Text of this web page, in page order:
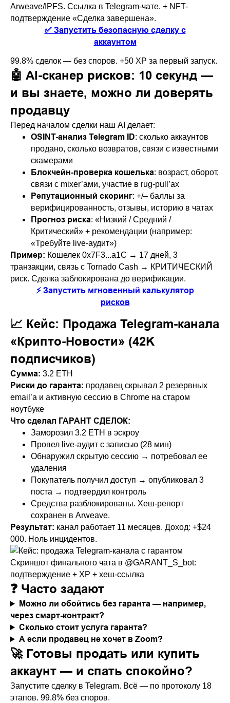
Arweave/IPFS. Ссылка в Telegram-чате. + NFT-
подтверждение «Сделка завершена».
✅ Запустить безопасную сделку с
аккаунтом
99.8% сделок — без споров. +50 XP за первый запуск.
🤖 AI-сканер рисков: 10 секунд —
и вы знаете, можно ли доверять
продавцу
Перед началом сделки наш AI делает:
OSINT-анализ Telegram ID: сколько аккаунтов
продано, сколько возвратов, связи с известными
скамерами
Блокчейн-проверка кошелька: возраст, оборот,
связи с mixer’ами, участие в rug-pull’ах
Репутационный скоринг: +/– баллы за
верифицированность, отзывы, историю в чатах
Прогноз риска: «Низкий / Средний /
Критический» + рекомендации (например:
«Требуйте live-аудит»)
Пример: Кошелек 0x7F3...a1C → 17 дней, 3
транзакции, связь с Tornado Cash → КРИТИЧЕСКИЙ
риск. Сделка заблокирована до верификации.
⚡ Запустить мгновенный калькулятор
рисков
📈 Кейс: Продажа Telegram-канала
«Крипто-Новости» (42K
подписчиков)
Сумма: 3.2 ETH
Риски до гаранта: продавец скрывал 2 резервных
email’а и активную сессию в Chrome на старом
ноутбуке
Что сделал ГАРАНТ СДЕЛОК:
Заморозил 3.2 ETH в эскроу
Провел live-аудит с записью (28 мин)
Обнаружил скрытую сессию → потребовал ее
удаления
Покупатель получил доступ → опубликовал 3
поста → подтвердил контроль
Средства разблокированы. Хеш-репорт
сохранен в Arweave.
Результат: канал работает 11 месяцев. Доход: +$24
000. Ноль инцидентов.
Скриншот финального чата в @GARANT_S_bot:
подтверждение + XP + хеш-ссылка
❓ Часто задают
Можно ли обойтись без гаранта — например,
через смарт-контракт?
Сколько стоит услуга гаранта?
А если продавец не хочет в Zoom?
🚀 Готовы продать или купить
аккаунт — и спать спокойно?
Запустите сделку в Telegram. Всё — по протоколу 18
этапов. 99.8% без споров.